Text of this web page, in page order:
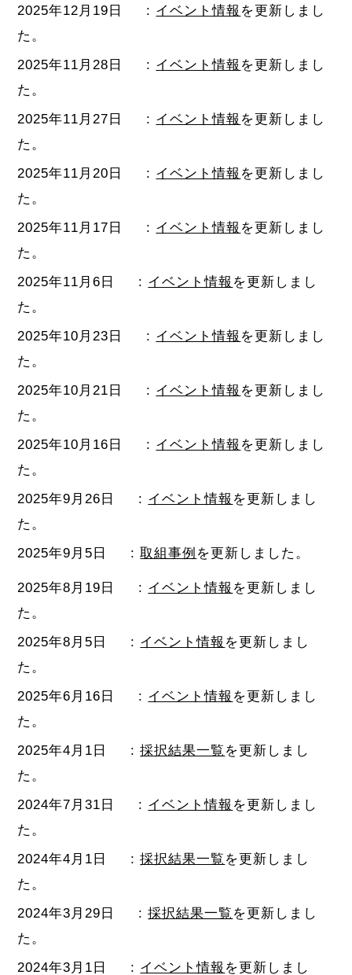
2025年12月19日
: イベント情報 を更新しまし
た。
2025年11月28日
: イベント情報 を更新しまし
た。
2025年11月27日
: イベント情報 を更新しまし
た。
2025年11月20日
: イベント情報 を更新しまし
た。
2025年11月17日
: イベント情報 を更新しまし
た。
2025年11月6日
: イベント情報 を更新しまし
た。
2025年10月23日
: イベント情報 を更新しまし
た。
2025年10月21日
: イベント情報 を更新しまし
た。
2025年10月16日
: イベント情報 を更新しまし
た。
2025年9月26日
: イベント情報 を更新しまし
た。
2025年9月5日
:取組事例 を更新しました。
2025年8月19日 : イベント情報 を更新しまし
た。
2025年8月5日
: イベント情報 を更新しまし
た。
2025年6月16日
: イベント情報 を更新しまし
た。
2025年4月1日
:採択結果一覧 を更新しまし
た。
2024年7月31日
: イベント情報 を更新しまし
た。
2024年4月1日
:採択結果一覧 を更新しまし
た。
2024年3月29日
:採択結果一覧 を更新しまし
た。
2024年3月1日
: イベント情報 を更新しまし